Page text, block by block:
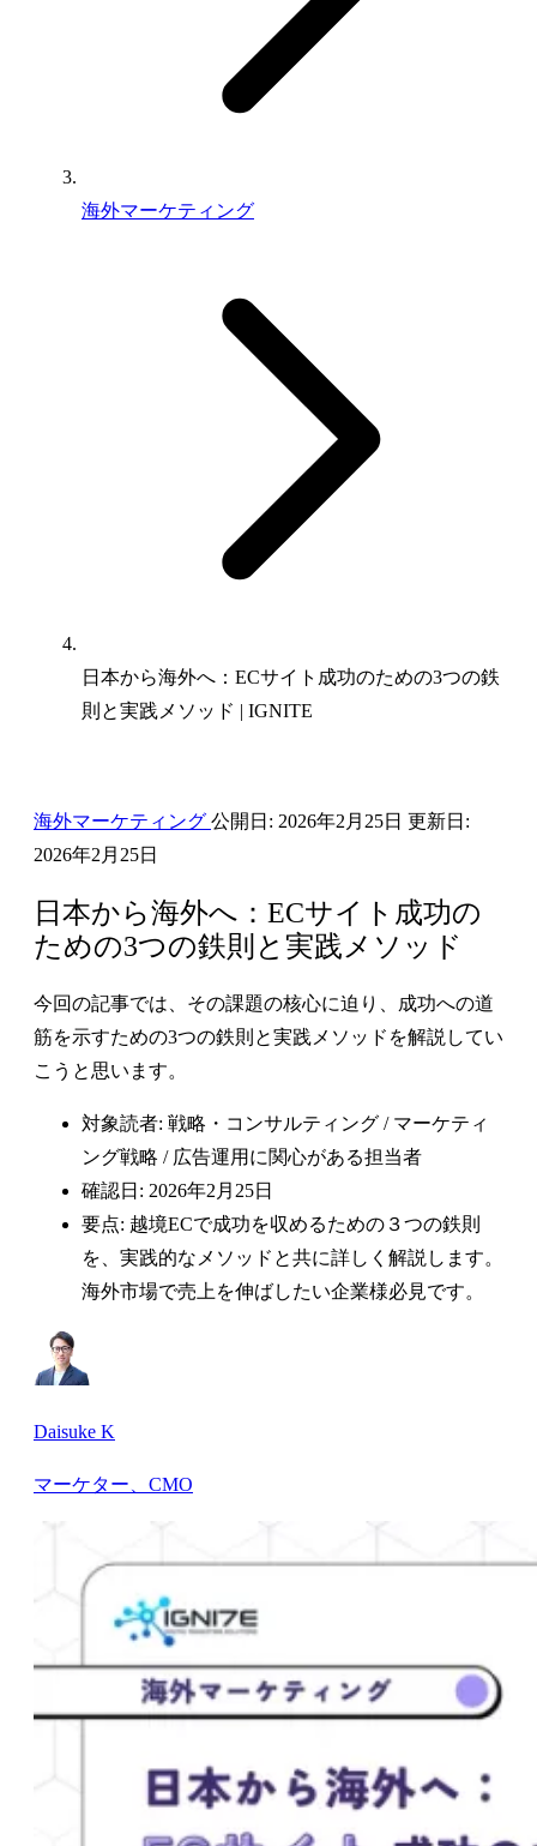
海外マーケティング
日本から海外へ：ECサイト成功のための3つの鉄
則と実践メソッド | IGNITE
海外マーケティング 公開日: 2026年2月25日 更新日:
2026年2月25日
日本から海外へ：ECサイト成功の
ための3つの鉄則と実践メソッド
今回の記事では、その課題の核心に迫り、成功への道
筋を示すための3つの鉄則と実践メソッドを解説してい
こうと思います。
対象読者: 戦略・コンサルティング / マーケティ
ング戦略 / 広告運用に関心がある担当者
確認日: 2026年2月25日
要点: 越境ECで成功を収めるための３つの鉄則
を、実践的なメソッドと共に詳しく解説します。
海外市場で売上を伸ばしたい企業様必見です。
Daisuke K
マーケター、CMO